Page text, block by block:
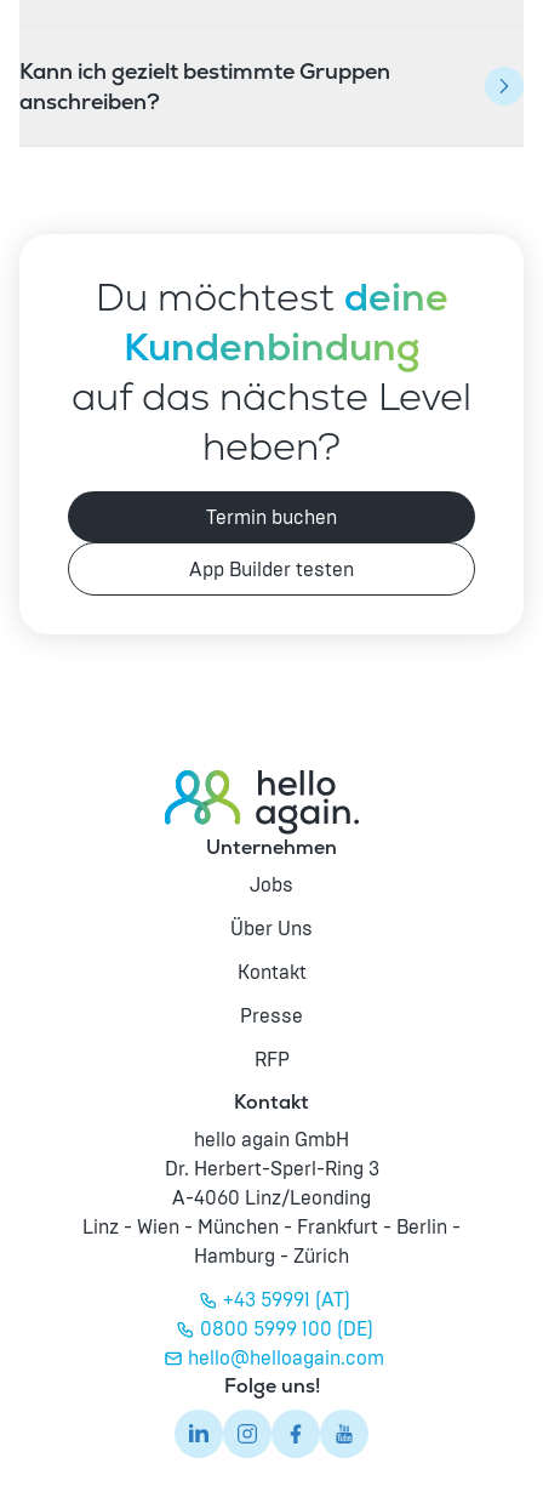
Kann ich gezielt bestimmte Gruppen
anschreiben?
Du möchtest deine
Kundenbindung
auf das nächste Level
heben?
Termin buchen
App Builder testen
Unternehmen
Jobs
Über Uns
Kontakt
Presse
RFP
Kontakt
hello again GmbH
Dr. Herbert-Sperl-Ring 3
A-4060 Linz/Leonding
Linz - Wien - München - Frankfurt - Berlin -
Hamburg - Zürich
+43 59991 (AT)
0800 5999 100 (DE)
hello@helloagain.com
Folge uns!